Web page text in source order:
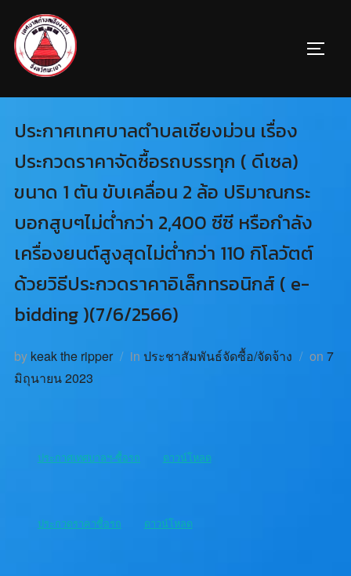
ประกาศเทศบาลตำบลเชียงม่วน เรื่อง
ประกวดราคาจัดซื้อรถบรรทุก ( ดีเซล)
ขนาด 1 ตัน ขับเคลื่อน 2 ล้อ ปริมาณกระ
บอกสูบๆไม่ต่ำกว่า 2,400 ซีซี หรือกำลัง
เครื่องยนต์สูงสุดไม่ต่ำกว่า 110 กิโลวัตต์
ด้วยวิธีประกวดราคาอิเล็กทรอนิกส์ ( e-
bidding )(7/6/2566)
by keak the ripper in ประชาสัมพันธ์จัดซื้อ/จัดจ้าง on 7
มิถุนายน 2023
ประกาศเทศบาลฯ-ซื้อรถ ดาวน์โหลด
ประกวดราคาซื้อรถ ดาวน์โหลด